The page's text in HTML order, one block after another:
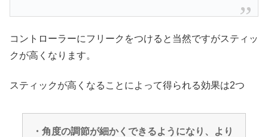
コントローラーにフリークをつけると当然ですがスティッ
クが高くなります。
スティックが高くなることによって得られる効果は2つ
・角度の調節が細かくできるようになり、より